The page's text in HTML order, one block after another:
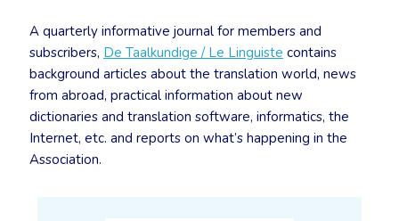
A quarterly informative journal for members and
subscribers, De Taalkundige / Le Linguiste contains
background articles about the translation world, news
from abroad, practical information about new
dictionaries and translation software, informatics, the
Internet, etc. and reports on what’s happening in the
Association.